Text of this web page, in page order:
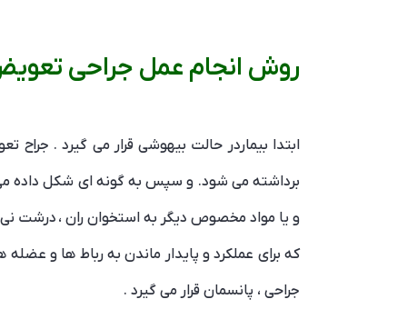
روش انجام عمل جراحی
برداشته می شود. و سپس به گونه ای شکل داده
و یا مواد مخصوص دیگر به استخوان ران ،
که برای عملکرد و پایدار ماندن به رباط ها و
جراحی ، پانسمان قرار می گیرد .